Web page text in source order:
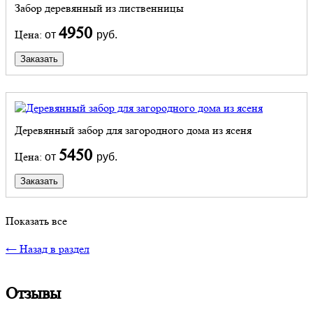
Забор деревянный из лиственницы
Цена: от 4950 руб.
Заказать
Деревянный забор для загородного дома из ясеня
Цена: от 5450 руб.
Заказать
Показать все
← Назад в раздел
Отзывы